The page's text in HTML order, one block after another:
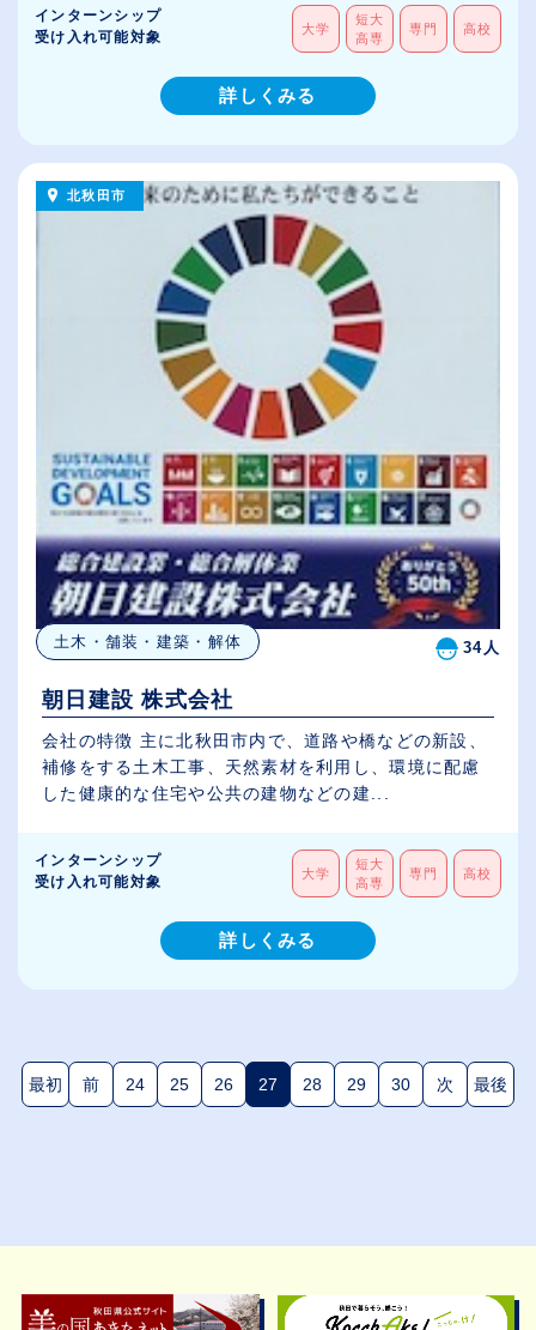
インターンシップ
受け入れ可能対象
大学
短大
高専
専門 高校
詳しくみる
北秋田市
土木・舗装・建築・解体 34人
朝日建設 株式会社
会社の特徴 主に北秋田市内で、道路や橋などの新設、
補修をする土木工事、天然素材を利用し、環境に配慮
した健康的な住宅や公共の建物などの建...
インターンシップ
受け入れ可能対象
大学
短大
高専
専門 高校
詳しくみる
最初 前 24 25 26 27(現在のページ)
28 29 30 次 最後